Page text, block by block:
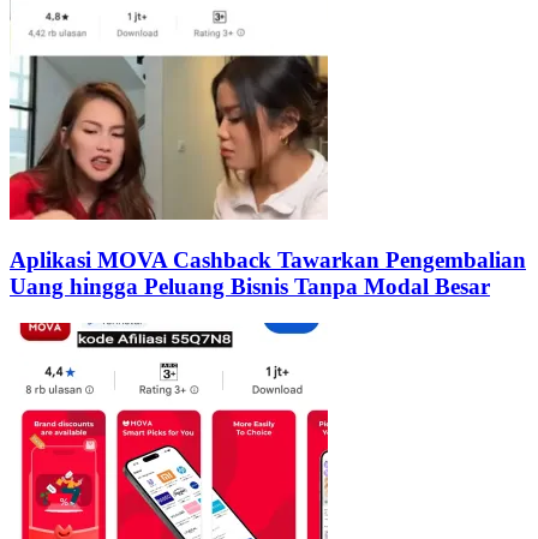
Aplikasi MOVA Cashback Tawarkan Pengembalian
Uang hingga Peluang Bisnis Tanpa Modal Besar